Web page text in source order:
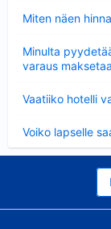
Miten näen
Minulta
varaus
Vaatiiko hotelli
Voiko lapselle